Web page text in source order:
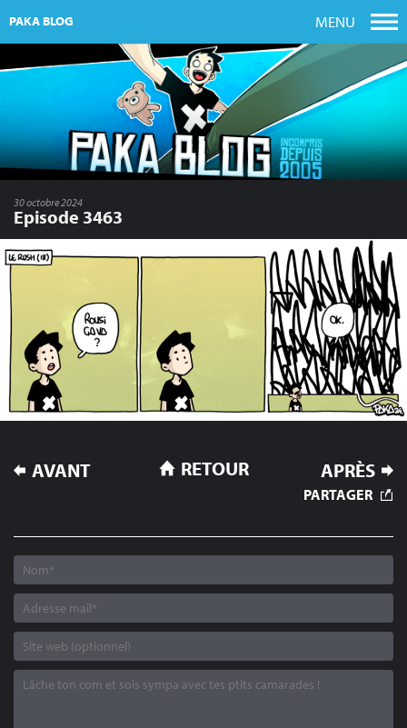
PAKA BLOG MENU
30 octobre 2024
Episode 3463
NAVIGATION
DE
AVANT APRÈS
RETOUR
PARTAGER